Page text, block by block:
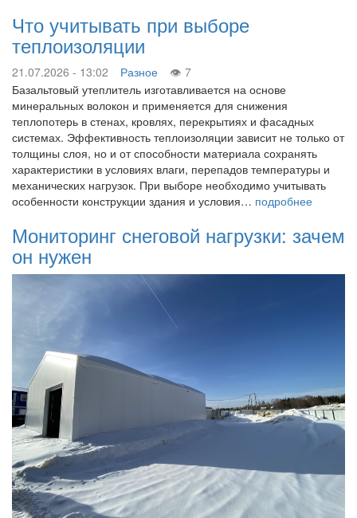
Что учитывать при выборе
теплоизоляции
21.07.2026 - 13:02 Разное
7
Базальтовый утеплитель изготавливается на основе
минеральных волокон и применяется для снижения
теплопотерь в стенах, кровлях, перекрытиях и фасадных
системах. Эффективность теплоизоляции зависит не только от
толщины слоя, но и от способности материала сохранять
характеристики в условиях влаги, перепадов температуры и
механических нагрузок. При выборе необходимо учитывать
особенности конструкции здания и условия… подробнее
Мониторинг снеговой нагрузки: зачем
он нужен